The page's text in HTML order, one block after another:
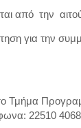
από την
για την
το Τμήμα
22510